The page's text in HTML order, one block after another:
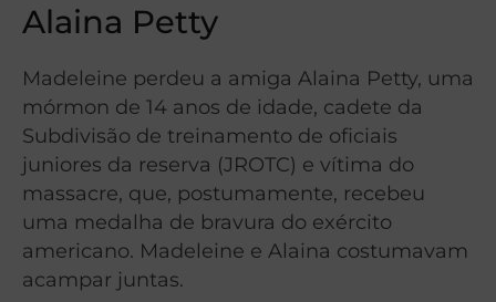
Alaina Petty
Madeleine perdeu a amiga Alaina Petty, uma
mórmon de 14 anos de idade, cadete da
Subdivisão de treinamento de oficiais
juniores da reserva (JROTC) e vítima do
massacre, que, postumamente, recebeu
uma medalha de bravura do exército
americano. Madeleine e Alaina costumavam
acampar juntas.